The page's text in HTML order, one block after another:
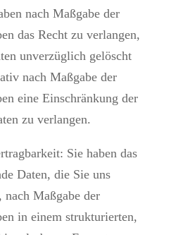
nach Maßgabe der
das Recht zu verlangen,
unverzüglich gelöscht
nach Maßgabe der
eine Einschränkung der
zu verlangen.
Sie haben das
Daten, die Sie uns
nach Maßgabe der
in einem strukturierten,